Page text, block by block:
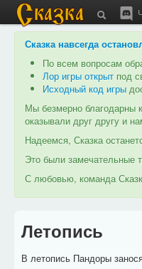
Сказка навсегда
По всем вопросам
Лор игры открыт под
Исходный код игры
Мы безмерно благодарны
оказывали друг другу и
Надеемся, Сказка
Это были замечательные
С любовью, команда
Летопись
В летопись Пандоры